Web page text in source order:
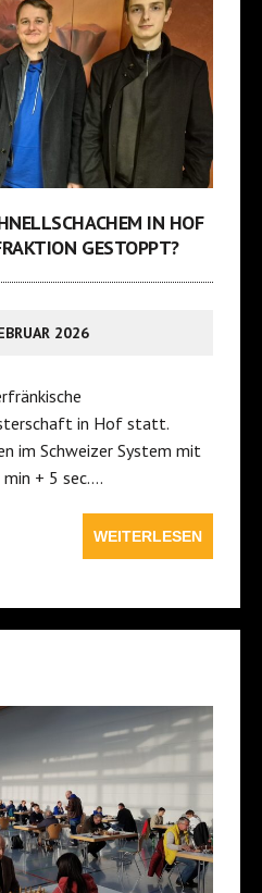
IN HOF
GESTOPPT?
2026
in Hof statt.
im Schweizer System mit
+ 5 sec….
WEITERLESEN